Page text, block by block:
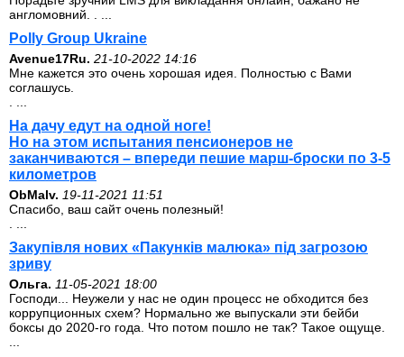
англомовний. . ...
Polly Group Ukraine
Avenue17Ru. 21-10-2022 14:16
Мне кажется это очень хорошая идея. Полностью с Вами
соглашусь.
На дачу едут на одной ноге!
Но на этом испытания пенсионеров не
заканчиваются – впереди пешие марш-броски по 3-5
километров
ОbMalv. 19-11-2021 11:51
Спасибо, ваш сайт очень полезный!
Закупівля нових «Пакунків малюка» під загрозою
зриву
Ольга. 11-05-2021 18:00
Господи... Неужели у нас не один процесс не обходится без
коррупционных схем? Нормально же выпускали эти бейби
боксы до 2020-го года. Что потом пошло не так? Такое ощуще.